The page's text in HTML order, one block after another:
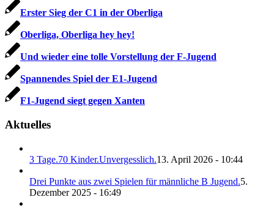
Erster Sieg der C1 in der Oberliga
Oberliga, Oberliga hey hey!
Und wieder eine tolle Vorstellung der F-Jugend
Spannendes Spiel der E1-Jugend
F1-Jugend siegt gegen Xanten
Aktuelles
3 Tage.70 Kinder.Unvergesslich.13. April 2026 - 10:44
Drei Punkte aus zwei Spielen für männliche B Jugend.5.
Dezember 2025 - 16:49